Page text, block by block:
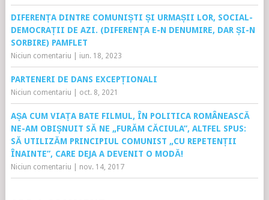
DIFERENȚA DINTRE COMUNIȘTI ȘI URMAȘII LOR, SOCIAL-
DEMOCRAȚII DE AZI. (DIFERENȚA E-N DENUMIRE, DAR ȘI-N
SORBIRE) PAMFLET
Niciun comentariu iun. 18, 2023
PARTENERI DE DANS EXCEPȚIONALI
Niciun comentariu oct. 8, 2021
AȘA CUM VIAȚA BATE FILMUL, ÎN POLITICA ROMÂNEASCĂ
NE-AM OBIȘNUIT SĂ NE „FURĂM CĂCIULA”, ALTFEL SPUS:
SĂ UTILIZĂM PRINCIPIUL COMUNIST „CU REPETENȚII
ÎNAINTE”, CARE DEJA A DEVENIT O MODĂ!
Niciun comentariu nov. 14, 2017